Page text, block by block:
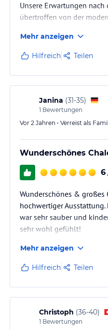
lies vor der Buchung die
jeweiligen Veranstalters.
Unsere Erwartungen
übertroffen von der
Hauses, die uns Nichts
Ebenso die Toplage und
Umgebung des Wilden
unbeschwerte, erholsame
wir mal wieder hier
verbringen wollen…
Mehr anzeigen
Hilfreich Teilen
Janina (31-35)
1 Bewertungen
Vor 2 Jahren • Verreist als
Wunderschönes
6
Wunderschönes & großes
hochwertiger
war sehr sauber und
sehr wohl gefühlt!
Mehr anzeigen
Hilfreich Teilen
Christoph (36-40)
1 Bewertungen